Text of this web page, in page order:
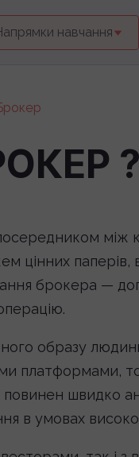
навчання
?
між
цінних паперів,
брокера —
образу
платформами,
швидко
в умовах